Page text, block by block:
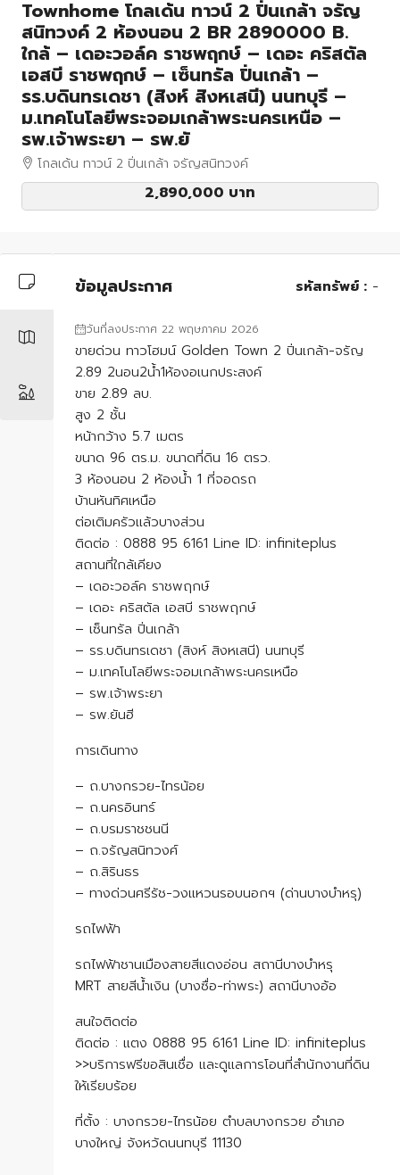
Townhome โกลเด้น ทาวน์ 2 ปิ่นเกล้า จรัญ
สนิทวงค์ 2 ห้องนอน 2 BR 2890000 B.
ใกล้ – เดอะวอล์ค ราชพฤกษ์ – เดอะ คริสตัล
เอสบี ราชพฤกษ์ – เซ็นทรัล ปิ่นเกล้า –
รร.บดินทรเดชา (สิงห์ สิงหเสนี) นนทบุรี –
ม.เทคโนโลยีพระจอมเกล้าพระนครเหนือ –
รพ.เจ้าพระยา – รพ.ยั
โกลเด้น ทาวน์ 2 ปิ่นเกล้า จรัญสนิทวงค์
2,890,000 บาท
ข้อมูลประกาศ รหัสทรัพย์ : -
วันที่ลงประกาศ 22 พฤษภาคม 2026
ขายด่วน ทาวโฮมน์ Golden Town 2 ปิ่นเกล้า-จรัญ
2.89 2นอน2น้ำ1ห้องอเนกประสงค์
ขาย 2.89 ลบ.
สูง 2 ชั้น
หน้ากว้าง 5.7 เมตร
ขนาด 96 ตร.ม. ขนาดที่ดิน 16 ตรว.
3 ห้องนอน 2 ห้องน้ำ 1 ที่จอดรถ
บ้านหันทิศเหนือ
ต่อเติมครัวแล้วบางส่วน
ติดต่อ : 0888 95 6161 Line ID: infiniteplus
สถานที่ใกล้เคียง
– เดอะวอล์ค ราชพฤกษ์
– เดอะ คริสตัล เอสบี ราชพฤกษ์
– เซ็นทรัล ปิ่นเกล้า
– รร.บดินทรเดชา (สิงห์ สิงหเสนี) นนทบุรี
– ม.เทคโนโลยีพระจอมเกล้าพระนครเหนือ
– รพ.เจ้าพระยา
– รพ.ยันฮี
การเดินทาง
– ถ.บางกรวย-ไทรน้อย
– ถ.นครอินทร์
– ถ.บรมราชชนนี
– ถ.จรัญสนิทวงศ์
– ถ.สิรินธร
– ทางด่วนศรีรัช-วงแหวนรอบนอกฯ (ด่านบางบำหรุ)
รถไฟฟ้า
รถไฟฟ้าชานเมืองสายสีแดงอ่อน สถานีบางบำหรุ
MRT สายสีน้ำเงิน (บางซื่อ-ท่าพระ) สถานีบางอ้อ
สนใจติดต่อ
ติดต่อ : แตง 0888 95 6161 Line ID: infiniteplus
>>บริการฟรีขอสินเชื่อ และดูแลการโอนที่สำนักงานที่ดิน
ให้เรียบร้อย
ที่ตั้ง : บางกรวย-ไทรน้อย ตำบลบางกรวย อำเภอ
บางใหญ่ จังหวัดนนทบุรี 11130